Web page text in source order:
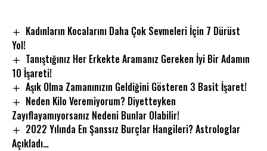
Kadınların Kocalarını Daha Çok Sevmeleri İçin 7 Dürüst
Yol!
Tanıştığınız Her Erkekte Aramanız Gereken İyi Bir Adamın
10 İşareti!
Aşık Olma Zamanınızın Geldiğini Gösteren 3 Basit İşaret!
Neden Kilo Veremiyorum? Diyetteyken
Zayıflayamıyorsanız Nedeni Bunlar Olabilir!
2022 Yılında En Şanssız Burçlar Hangileri? Astrologlar
Açıkladı…